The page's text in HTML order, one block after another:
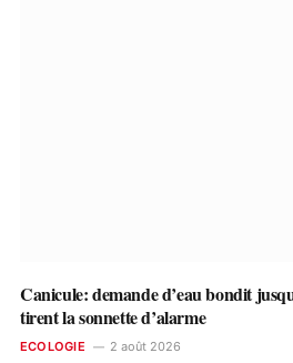
Canicule: demande d’eau bondit
tirent la sonnette d’alarme
ECOLOGIE 2 août 2026